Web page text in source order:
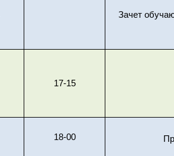
Зачет
17-15
18-00